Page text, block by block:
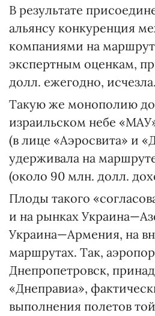
В результате
альянсу конкуренция
компаниями на
экспертным оценкам,
долл. ежегодно, исчезла.
Такую же монополию до
израильском небе
(в лице «Аэросвита» и
удерживала на
(около 90 млн. долл.
Плоды такого
и на рынках
Украина—Армения, на
маршрутах. Так,
Днепропетровск,
«Днеправиа»,
выполнения полетов